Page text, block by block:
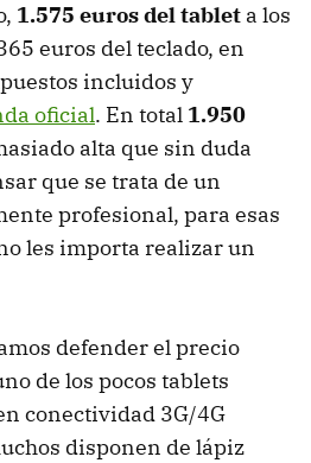
1.575 euros del tablet a los
euros del teclado, en
incluidos y
oficial. En total 1.950
alta que sin duda
que se trata de un
profesional, para esas
les importa realizar un
defender el precio
de los pocos tablets
conectividad 3G/4G
disponen de lápiz